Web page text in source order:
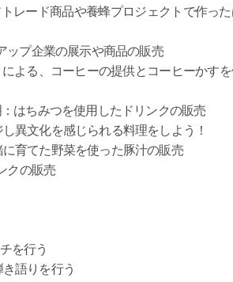
レード商品や養蜂プロジェクトで作っ
ップ企業の展示や商品の販売
よる、コーヒーの提供とコーヒーかす
：はちみつを使用したドリンクの販売
異文化を感じられる料理をしよう！
育てた野菜を使った豚汁の販売
クの販売
を行う
語りを行う